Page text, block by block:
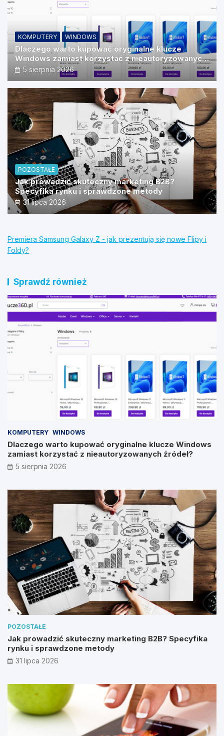
KOMPUTERY WINDOWS
Dlaczego warto kupować oryginalne klucze
Windows zamiast korzystać z nieautoryzowanych
źródeł?
5 sierpnia 2026
POZOSTAŁE
Jak prowadzić skuteczny marketing B2B?
Specyfika rynku i sprawdzone metody
31 lipca 2026
Premiera Samsung Galaxy Z - jak prezentują się nowe Flipy i
Foldy?
Sprawdź również
KOMPUTERY WINDOWS
Dlaczego warto kupować oryginalne klucze Windows
zamiast korzystać z nieautoryzowanych źródeł?
5 sierpnia 2026
POZOSTAŁE
Jak prowadzić skuteczny marketing B2B? Specyfika
rynku i sprawdzone metody
31 lipca 2026